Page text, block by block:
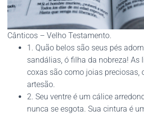
Cânticos – Velho Testamento.
1. Quão belos são seus pés
sandálias, ó filha da nobreza! As
coxas são como joias preciosas,
artesão.
2. Seu ventre é um cálice
nunca se esgota. Sua cintura é